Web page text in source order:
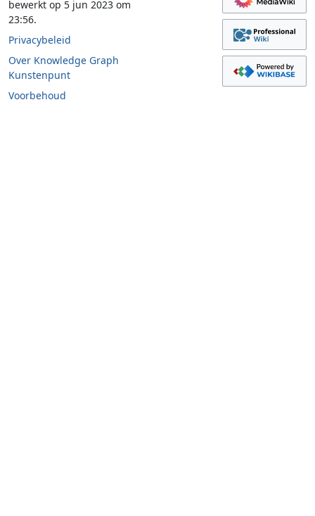
bewerkt op 5 jun 2023 om
23:56.
Privacybeleid
Over Knowledge Graph
Kunstenpunt
Voorbehoud